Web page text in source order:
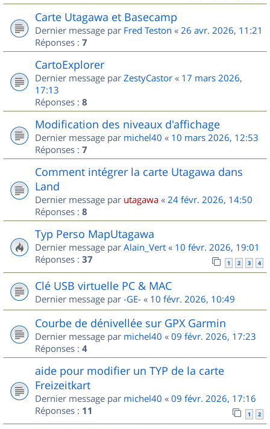
Carte Utagawa et Basecamp
Dernier message par Fred Teston « 26 avr. 2026, 11:21
Réponses : 7
CartoExplorer
Dernier message par ZestyCastor « 17 mars 2026,
17:13
Réponses : 8
Modification des niveaux d'affichage
Dernier message par michel40 « 10 mars 2026, 12:53
Réponses : 7
Comment intégrer la carte Utagawa dans
Land
Dernier message par utagawa « 24 févr. 2026, 14:50
Réponses : 8
Typ Perso MapUtagawa
Dernier message par Alain_Vert « 10 févr. 2026, 19:01
Réponses : 37 1 2 3 4
Clé USB virtuelle PC & MAC
Dernier message par -GE- « 10 févr. 2026, 10:49
Courbe de dénivellée sur GPX Garmin
Dernier message par michel40 « 09 févr. 2026, 17:23
Réponses : 4
aide pour modifier un TYP de la carte
Freizeitkart
Dernier message par michel40 « 09 févr. 2026, 17:16
Réponses : 11 1 2